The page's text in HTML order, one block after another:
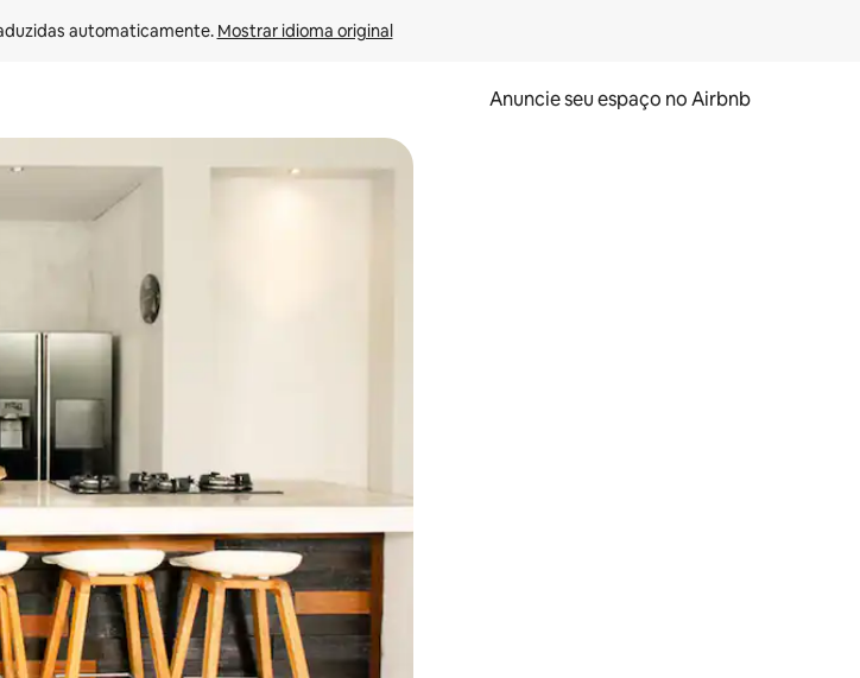
automaticamente. Mostrar idioma original
Anuncie seu espaço no Airbnb
e para baixo do teclado ou tocando e deslizando o dedo na tela.